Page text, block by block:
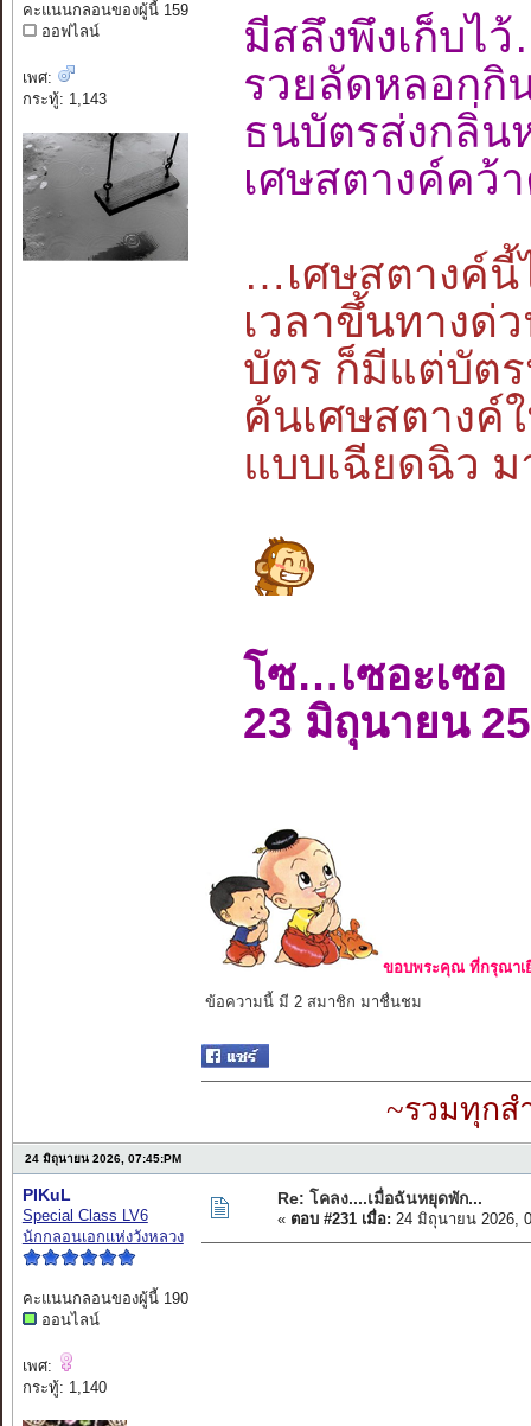
คะแนนกลอนของผู้นี้ 159
ออฟไลน์
เพศ:
กระทู้: 1,143
มีสลึงพึงเก็บ
รวยลัดหลอก
ธนบัตรส่งกลิ่
เศษสตางค์ค
…เศษสตางค์นี้
เวลาขึ้นทางด่
บัตร ก็มีแต่บัต
ค้นเศษสตางค์
แบบเฉียดฉิว
โซ…เซอะเซอ
23 มิถุนายน
ขอบพระคุณ ที่กรุณาเ
ข้อความนี้ มี 2 สมาชิก มาชื่นชม
~รวมทุกส
24 มิถุนายน 2026, 07:45:PM
PIKuL
Special Class LV6
นักกลอนเอกแห่งวังหลวง
คะแนนกลอนของผู้นี้ 190
ออนไลน์
เพศ:
กระทู้: 1,140
Re: โคลง....เมื่อฉันหยุดพัก...
« ตอบ #231 เมื่อ: 24 มิถุนายน 2026,